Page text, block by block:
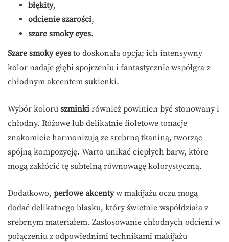
błękity,
odcienie szarości,
szare smoky eyes.
Szare smoky eyes to doskonała opcja; ich intensywny
kolor nadaje głębi spojrzeniu i fantastycznie współgra z
chłodnym akcentem sukienki.
Wybór koloru szminki również powinien być stonowany i
chłodny. Różowe lub delikatnie fioletowe tonacje
znakomicie harmonizują ze srebrną tkaniną, tworząc
spójną kompozycję. Warto unikać ciepłych barw, które
mogą zakłócić tę subtelną równowagę kolorystyczną.
Dodatkowo, perłowe akcentyw makijażu oczu mogą
dodać delikatnego blasku, który świetnie współdziała z
srebrnym materiałem. Zastosowanie chłodnych odcieni w
połączeniu z odpowiednimi technikami makijażu